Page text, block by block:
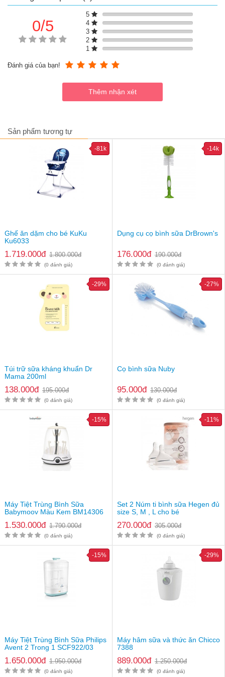
Nước cốt hầm xương Hiroshi Nhật Bản có chỉ tiêu chất lượng
đúng theo tiêu chuẩn với năng lượng 410 kcal/100g, chất béo
41g/100g, protein 8.5g/100g.
Nước hầm xương cô đặc Hiroshi rất ngon, đậm đà và làm dậy mùi
thơm cho các món ăn.
Khi sử dụng Hiroshi sẽ tiết giảm đáng kể hoặc không cần sử dụng
Hỗ trợ bổ sung vitamin D3 tăng hấp thu Calci, bảo vệ cơ thể khỏi
Hỗ trợ bổ sung EPA có hiệu quả tăng đồng hóa và giảm dị hóa
protein hỗ trợ phát triển tế bào của tổ chức cơ, bắp.
Hỗ trợ bổ sung vitamin A, vitamin E.
Nước cốt hầm xương Hiroshi phù hợp cho sức khỏe người dùng
vì được chế biến từ nguồn thực phẩm sạch của Nhật Bản và hoàn
toàn không có phụ gia độc hại hay chất bảo quản thực phẩm.
Với chiết xuất từ cốt xương gà dựa trên công nghệ sản xuất và
quá trình kiểm định nghiêm ngặt về chất lượng tại Nhật, hỗ trợ
bạn nấu những món ăn thơm ngon, bổ dưỡng cho cả gia đình.
Nước xương hầm cô đặc Hiroshi rất ngon, đậm đà và làm dậy mùi thơm cho
các món ăn
Hướng dẫn sử dụng nước cốt hầm xương Hiroshi
Có thể sử dụng trực tiếp hoặc kết hợp với các thực phẩm khác
trong món ăn hàng ngày, món ăn cho bé.
Cho 1 – 2 thìa nhỏ súp vào bột, cháo cho bé khi đang nấu. Hoặc
ướp hoặc nêm vào các món hấp, xào, súp, canh, nước dùng món
lẩu,…hỗ trợ các bà nội trợ tiết kiệm được thời gian và công sức
trong việc chế biến các món ăn vừa ngon vừa bổ dưỡng và bổ
sung dinh dưỡng cho sức khỏe của cả nhà.
0/5
5
4
3
2
1
Đánh giá của bạn!
Sản phẩm tương tự
Ghế ăn dặm cho bé KuKu
Ku6033
1.719.000đ 1.800.000đ
-81k
(0 đánh giá)
Dụng cụ cọ bình sữa DrBrown's
176.000đ 190.000đ
-14k
(0 đánh giá)
Túi trữ sữa kháng khuẩn Dr
Mama 200ml
138.000đ 195.000đ
-29%
(0 đánh giá)
Cọ bình sữa Nuby
95.000đ 130.000đ
-27%
(0 đánh giá)
Máy Tiệt Trùng Bình Sữa
Babymoov Màu Kem BM14306
1.530.000đ 1.790.000đ
-15%
(0 đánh giá)
Set 2 Núm ti bình sữa Hegen đủ
size S, M , L cho bé
270.000đ 305.000đ
-11%
(0 đánh giá)
Máy Tiệt Trùng Bình Sữa Philips
Avent 2 Trong 1 SCF922/03
1.650.000đ 1.950.000đ
-15%
(0 đánh giá)
Máy hâm sữa và thức ăn Chicco
7388
889.000đ 1.250.000đ
-29%
(0 đánh giá)